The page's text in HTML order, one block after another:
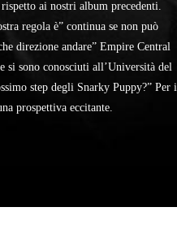
ai nostri album precedenti.
regola è” continua se non può
direzione andare” Empire Central
si sono conosciuti all’Università del
step degli Snarky Puppy?” Per i
prospettiva eccitante.